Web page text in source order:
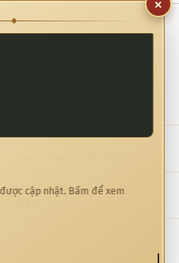
Thời gian hỗ trợ
◆
cập nhật. Bấm để xem